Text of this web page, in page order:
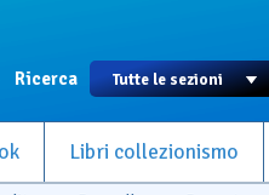
Ricerca
Libri collezionismo